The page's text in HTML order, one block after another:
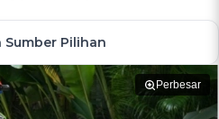
Sumber Pilihan
Perbesar